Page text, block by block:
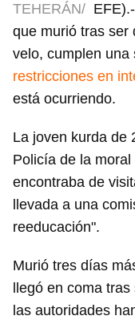
TEHERÁN/
que murió tras ser
velo, cumplen una
restricciones en
está ocurriendo.
La joven kurda de
Policía de la
encontraba de
llevada a una
reeducación".
Murió tres días
llegó en coma
las autoridades